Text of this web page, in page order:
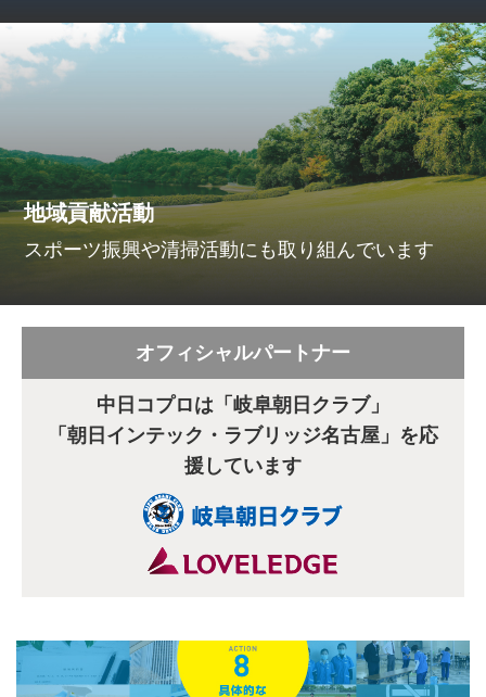
地域貢献活動
スポーツ振興や清掃活動にも取り組んでいます
オフィシャルパートナー
中日コプロは「岐阜朝日クラブ」
「朝日インテック・ラブリッジ名古屋」を応
援しています